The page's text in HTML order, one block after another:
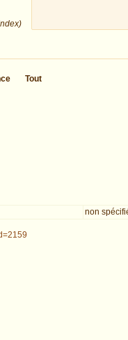
Tout
non